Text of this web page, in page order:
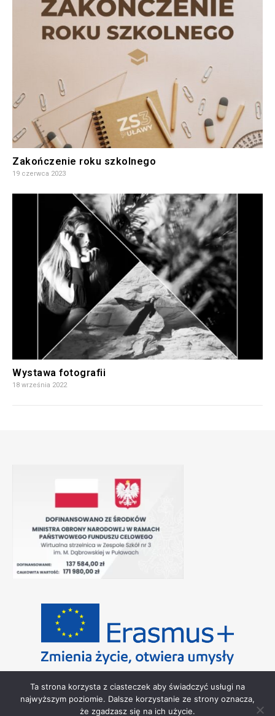
Zakończenie roku szkolnego
19 czerwca 2023
Wystawa fotografii
18 września 2022
2026 Copyright - Zespół Szkół nr 3 im. Marii Dąbrowskiej w Puławach
Ta strona korzysta z ciasteczek aby świadczyć usługi na
najwyższym poziomie. Dalsze korzystanie ze strony oznacza,
że zgadzasz się na ich użycie.